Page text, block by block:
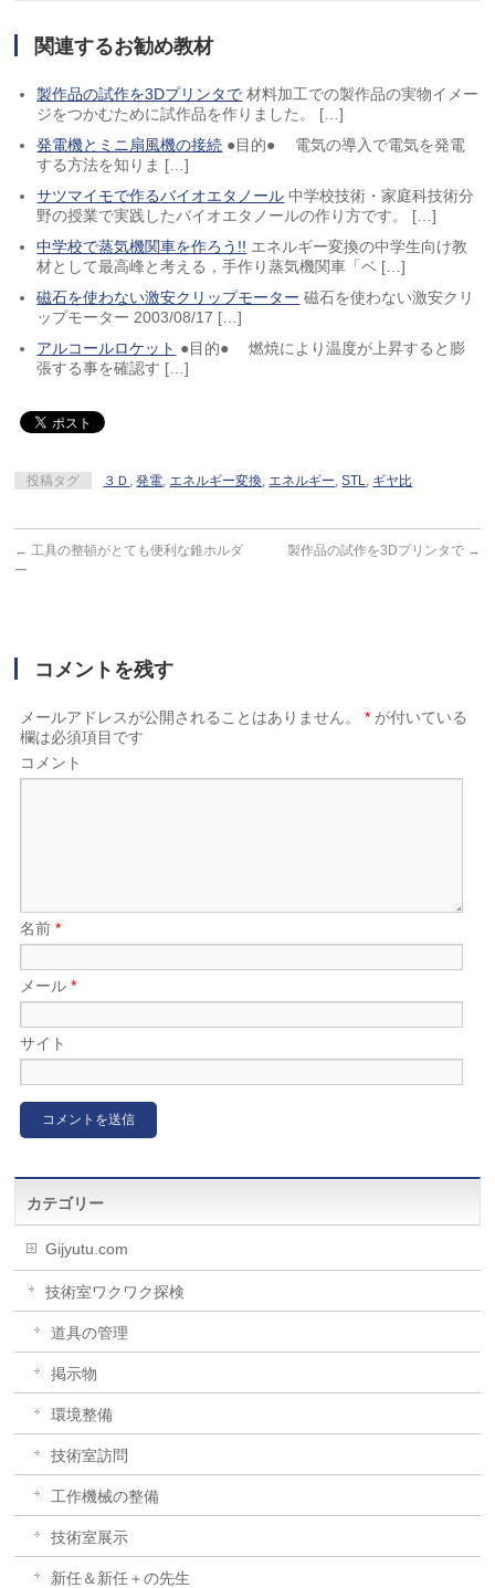
関連するお勧め教材
製作品の試作を3Dプリンタで 材料加工での製作品の実物イメー
ジをつかむために試作品を作りました。 […]
発電機とミニ扇風機の接続 ●目的● 電気の導入で電気を発電
する方法を知りま […]
サツマイモで作るバイオエタノール 中学校技術・家庭科技術分
野の授業で実践したバイオエタノールの作り方です。 […]
中学校で蒸気機関車を作ろう!! エネルギー変換の中学生向け教
材として最高峰と考える，手作り蒸気機関車「ベ […]
磁石を使わない激安クリップモーター 磁石を使わない激安クリ
ップモーター 2003/08/17 […]
アルコールロケット ●目的● 燃焼により温度が上昇すると膨
張する事を確認す […]
投稿タグ ３Ｄ ,発電 エネルギー変換 エネルギー ,STL ギヤ比
← 工具の整頓がとても便利な錐ホルダ
ー
製作品の試作を3Dプリンタで →
コメントを残す
メールアドレスが公開されることはありません。 * が付いている
欄は必須項目です
コメント
名前*
メール*
サイト
カテゴリー
Gijyutu.com
技術室ワクワク探検
道具の管理
掲示物
環境整備
技術室訪問
工作機械の整備
技術室展示
新任＆新任＋の先生